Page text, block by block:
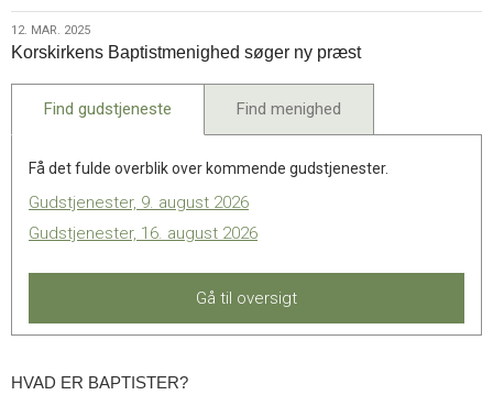
2025
12.
mar.
12. MAR. 2025
Korskirkens Baptistmenighed søger ny præst
Find gudstjeneste Find menighed
Få det fulde overblik over kommende gudstjenester.
Gudstjenester, 9. august 2026
Gudstjenester, 16. august 2026
Gå til oversigt
Hvad
HVAD ER BAPTISTER?